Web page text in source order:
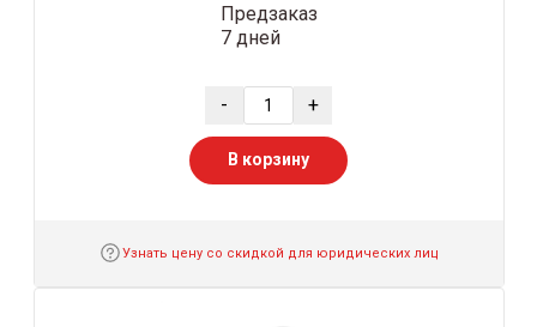
Предзаказ
7 дней
- +
В корзину
Узнать цену со скидкой для юридических лиц